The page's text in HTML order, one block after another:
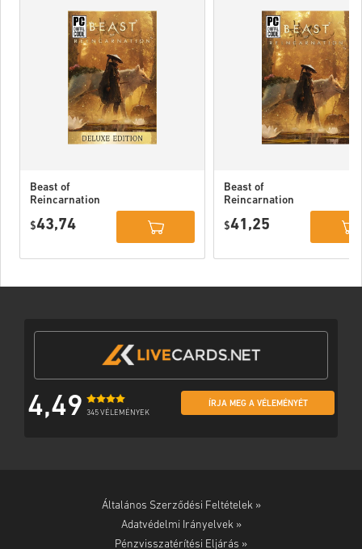
Beast of
Reincarnation
PC (STEAM)
$43,74
Beast of
Reincarnation
$41,25
4,49 345 VÉLEMÉNYEK
ÍRJA MEG A VÉLEMÉNYÉT
Általános Szerződési Feltételek »
Adatvédelmi Irányelvek »
Pénzvisszatérítési Eljárás »